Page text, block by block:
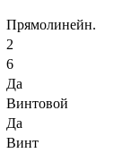
Прямолинейн.
2
6
Да
Винтовой
Да
Винт